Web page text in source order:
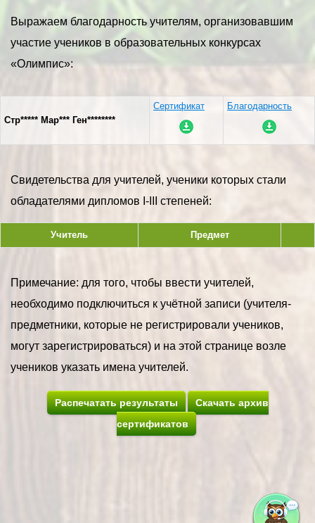
Выражаем благодарность учителям, организовавшим
участие учеников в образовательных конкурсах
«Олимпис»:
Стр***** Мар*** Ген********
Сертификат Благодарность
Свидетельства для учителей, ученики которых стали
обладателями дипломов I-III степеней:
Учитель Предмет
Примечание: для того, чтобы ввести учителей,
необходимо подключиться к учётной записи (учителя-
предметники, которые не регистрировали учеников,
могут зарегистрироваться) и на этой странице возле
учеников указать имена учителей.
Распечатать результаты
Скачать архив
сертификатов